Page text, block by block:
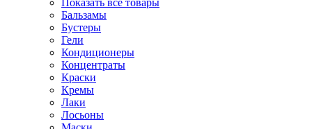
Показать все товары
Бальзамы
Бустеры
Гели
Кондиционеры
Концентраты
Краски
Кремы
Лаки
Лосьоны